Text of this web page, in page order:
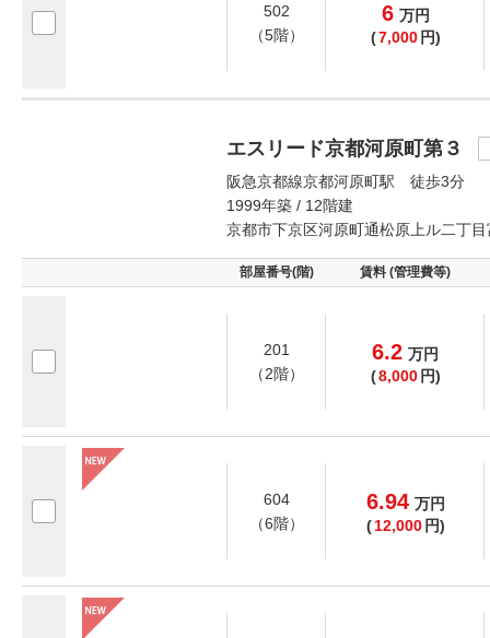
502
（5階）
6 万円
(7,000 円)
エスリード京都河原町第３
阪急京都線京都河原町駅 徒歩3分
1999年築 / 12階建
京都市下京区河原町通松原上ル二丁
部屋番号(階) 賃料 (管理費等)
201
（2階）
6.2 万円
(8,000 円)
604
（6階）
6.94 万円
( 12,000 円)